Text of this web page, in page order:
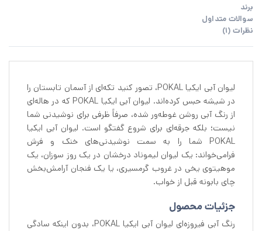
برند
سوالات متداول
نظرات (1)
لیوان آبی ایکیا POKAL، تصور کنید تکه‌ای از آسمان تابستان را
در شیشه حبس کرده‌اند. لیوان آبی ایکیا POKAL که در هاله‌ای
از رنگ آبی روشن غوطه‌ور شده، صرفاً ظرفی برای نوشیدنی شما
نیست؛ بلکه جرقه‌ای برای شروع گفتگو است. لیوان آبی ایکیا
POKAL شما را به سمت نوشیدنی‌های خنک و فرش
فرامی‌خواند: یک لیوان لیموناد درخشان در یک روز سوزان، یک
موهیتوی یخی در غروب گرمسیری، یا یک فنجان آرامش‌بخش
چای بابونه قبل از خواب.
جزئیات محصول
رنگ آبی فیروزه‌ای لیوان آبی ایکیا POKAL، بدون اینکه سادگی